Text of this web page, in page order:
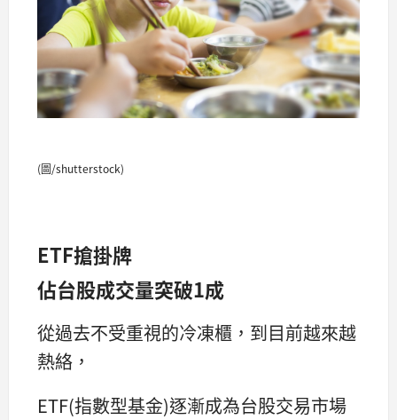
(圖/shutterstock)
ETF搶掛牌
佔台股成交量突破1成
從過去不受重視的冷凍櫃，到目前越來越
熱絡，
ETF(指數型基金)逐漸成為台股交易市場